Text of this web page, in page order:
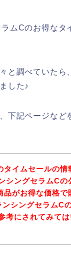
ムCのお得なタ
と調べていたら
した♪
下記ページなど
タイムセールの情
シングセラムCの
品がお得な価格で
シングセラムC
考にされてみては